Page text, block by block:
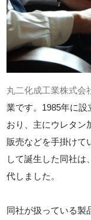
丸二化成工業株式会
業です。1985年に
おり、主にウレタン
販売などを手掛けて
して誕生した同社は
代しました。
同社が扱っている製